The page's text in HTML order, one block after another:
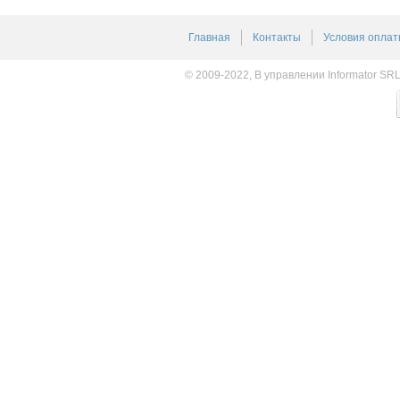
Главная Контакты Условия
© 2009-2022, В управлении Informator SRL